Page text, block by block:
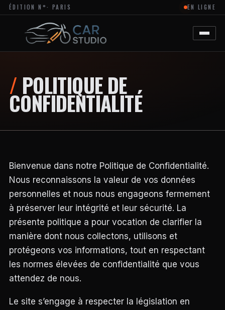
ÉDITION N°
MAGAZINE
DÉDIÉ
L’ACTUALITÉ
AUTOMOBILE
ET
MOTO,
LA
ET
DANS
DES
VÉHICULES.
LE
SITE
DES
INTERVIEWS
EXCLUSIVES
DE
DES
REPORTAGES
DES
· PARIS EN LIGNE
POLITIQUE DE
CONFIDENTIALITÉ
Bienvenue dans notre Politique de Confidentialité.
Nous reconnaissons la valeur de vos données
personnelles et nous nous engageons fermement
à préserver leur intégrité et leur sécurité. La
présente politique a pour vocation de clarifier la
manière dont nous collectons, utilisons et
protégeons vos informations, tout en respectant
les normes élevées de confidentialité que vous
attendez de nous.
Le site s’engage à respecter la législation en